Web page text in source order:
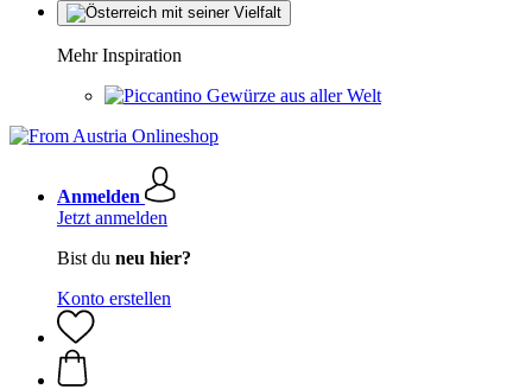
Mehr Inspiration
Gewürze aus aller Welt
Anmelden
Jetzt anmelden
Bist du neu hier?
Konto erstellen